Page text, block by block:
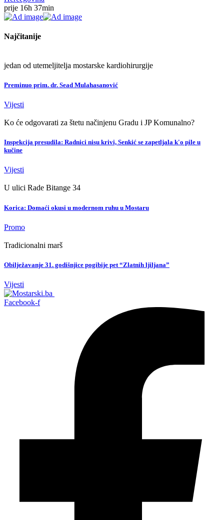
prije 16h 37min
Najčitanije
jedan od utemeljitelja mostarske kardiohirurgije
Preminuo prim. dr. Sead Mulahasanović
Vijesti
Ko će odgovarati za štetu načinjenu Gradu i JP Komunalno?
Inspekcija presudila: Radnici nisu krivi, Senkić se zapetljala k'o pile u
kučine
Vijesti
U ulici Rade Bitange 34
Korica: Domaći okusi u modernom ruhu u Mostaru
Promo
Tradicionalni marš
Obilježavanje 31. godišnjice pogibije pet “Zlatnih ljiljana”
Vijesti
Facebook-f